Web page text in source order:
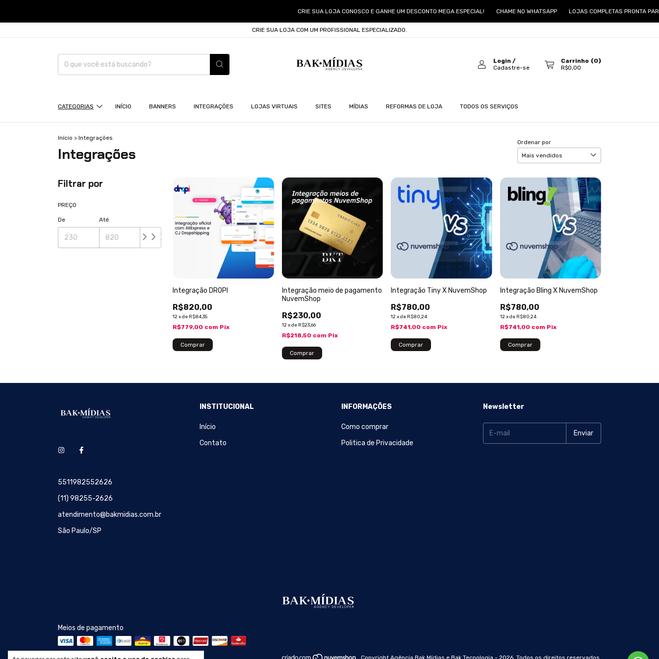
CRIE SUA LOJA CONOSCO E GANHE UM DESCONTO MEGA ESPECIAL! CHAME NO WHATSAPP LOJAS COMPLETAS PRONTA
CRIE SUA LOJA COM UM PROFISSIONAL ESPECIALIZADO.
Login /
Cadastre-se
Carrinho (0)
R$0,00
CATEGORIAS INÍCIO BANNERS INTEGRAÇÕES LOJAS VIRTUAIS SITES MÍDIAS REFORMAS DE LOJA TODOS OS SERVIÇOS
Início > Integrações
Integrações
Ordenar por
Filtrar por
PREÇO
De Até
Integração DROPI
R$820,00
12xde R$84,35
R$779,00 com Pix
Integração meio de pagamento
NuvemShop
R$230,00
12xde R$23,66
R$218,50 com Pix
Integração Tiny X NuvemShop
R$780,00
12xde R$80,24
R$741,00 com Pix
Integração Bling X NuvemShop
R$780,00
12 xde R$80,24
R$741,00 com Pix
5511982552626
(11) 98255-2626
atendimento@bakmidias.com.br
São Paulo/SP
INSTITUCIONAL
Início
Contato
INFORMAÇÕES
Como comprar
Politica de Privacidade
Newsletter
Meios de pagamento
Copyright Agência Bak Mídias e Bak Tecnologia - 2026. Todos os direitos reservados.